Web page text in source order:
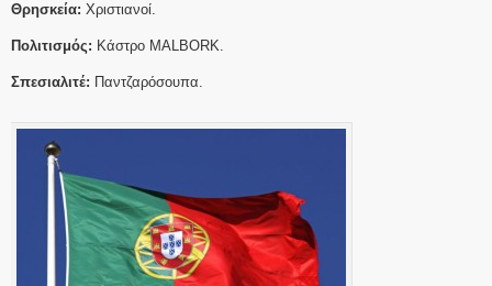
Θρησκεία: Χριστιανοί.
Πολιτισμός: Κάστρο MALBORK.
Σπεσιαλιτέ: Παντζαρόσουπα.